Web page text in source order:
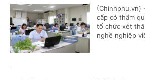
(Chinhphu.vn)
cấp có thẩm
tổ chức xét
nghề nghiệp